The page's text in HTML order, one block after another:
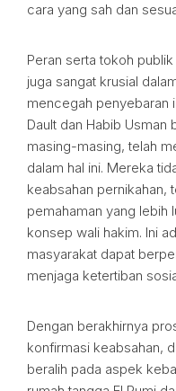
cara yang sah dan
Peran serta tokoh
juga sangat krusial
mencegah penyebaran
Dault dan Habib Usman
masing-masing, telah
dalam hal ini. Mereka
keabsahan pernikahan,
pemahaman yang lebih
konsep wali hakim. Ini
masyarakat dapat
menjaga ketertiban
Dengan berakhirnya
konfirmasi keabsahan,
beralih pada aspek